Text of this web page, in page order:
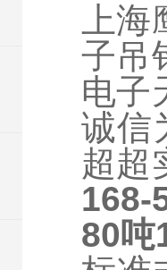
上
子吊
电子
诚信
超超
168-
80吨